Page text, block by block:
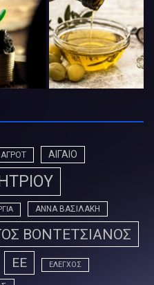
ΑΓΡΟΤ ΑΙΓΑΙΟ
ΑΝΝΑ ΒΑΣΙΛΑΚΗ
ΒΟΝΤΕΤΣΙΑΝΟΣ
ΕΕ ΕΛΕΓΧΟΣ